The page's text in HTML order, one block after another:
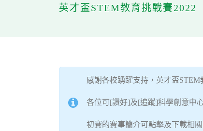
英才盃STEM教育挑戰賽2022
感謝各校踴躍支持，英才盃STEM
各位可[讚好]及[追蹤]科學創意中
初賽的賽事簡介可點擊及下載相關